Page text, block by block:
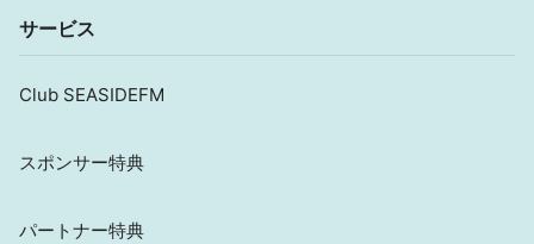
サービス
Club SEASIDEFM
スポンサー特典
パートナー特典